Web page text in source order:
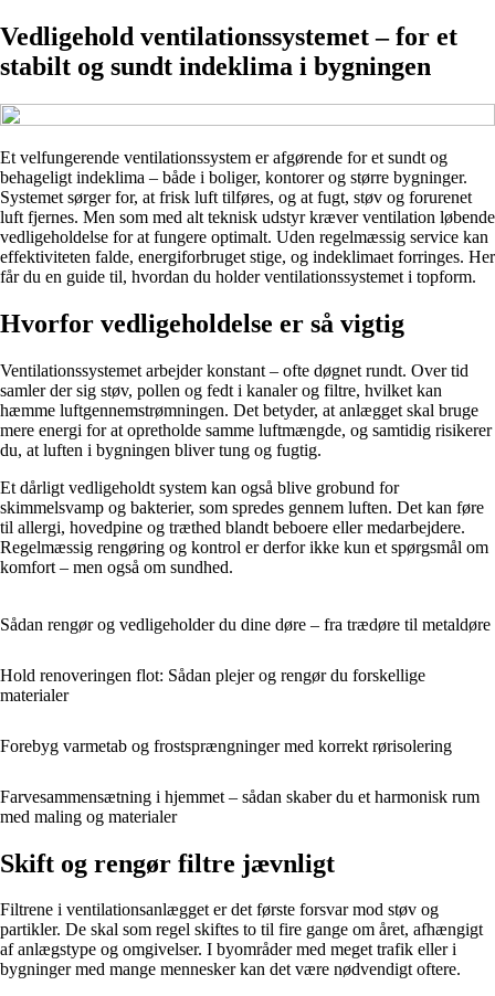
Vedligehold ventilationssystemet – for et
stabilt og sundt indeklima i bygningen
Et velfungerende ventilationssystem er afgørende for et sundt og
behageligt indeklima – både i boliger, kontorer og større bygninger.
Systemet sørger for, at frisk luft tilføres, og at fugt, støv og forurenet
luft fjernes. Men som med alt teknisk udstyr kræver ventilation løbende
vedligeholdelse for at fungere optimalt. Uden regelmæssig service kan
effektiviteten falde, energiforbruget stige, og indeklimaet forringes. Her
får du en guide til, hvordan du holder ventilationssystemet i topform.
Hvorfor vedligeholdelse er så vigtig
Ventilationssystemet arbejder konstant – ofte døgnet rundt. Over tid
samler der sig støv, pollen og fedt i kanaler og filtre, hvilket kan
hæmme luftgennemstrømningen. Det betyder, at anlægget skal bruge
mere energi for at opretholde samme luftmængde, og samtidig risikerer
du, at luften i bygningen bliver tung og fugtig.
Et dårligt vedligeholdt system kan også blive grobund for
skimmelsvamp og bakterier, som spredes gennem luften. Det kan føre
til allergi, hovedpine og træthed blandt beboere eller medarbejdere.
Regelmæssig rengøring og kontrol er derfor ikke kun et spørgsmål om
komfort – men også om sundhed.
Sådan rengør og vedligeholder du dine døre – fra trædøre til metaldøre
Hold renoveringen flot: Sådan plejer og rengør du forskellige
materialer
Forebyg varmetab og frostsprængninger med korrekt rørisolering
Farvesammensætning i hjemmet – sådan skaber du et harmonisk rum
med maling og materialer
Skift og rengør filtre jævnligt
Filtrene i ventilationsanlægget er det første forsvar mod støv og
partikler. De skal som regel skiftes to til fire gange om året, afhængigt
af anlægstype og omgivelser. I byområder med meget trafik eller i
bygninger med mange mennesker kan det være nødvendigt oftere.